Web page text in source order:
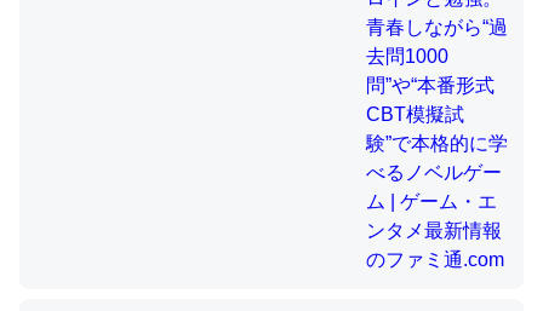
論文では「淡水はカルシウムも酸素も不足してて両方に不
利だから両方が拮抗してるのでは」とあって面白い。海に
いる鋏角類（カブトガニ・ウミグモ）はカルシウムを使わ
ずキチンを強化してる筈だが、酵素が違うのか？
─ニュース :: 【研究発表】昆虫学の大問題＝「昆虫はなぜ海にいな